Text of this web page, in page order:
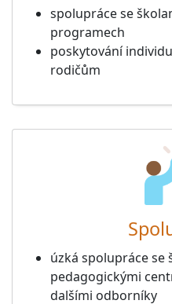
spolupráce se
programech
poskytování
rodičům
úzká spolupráce se
pedagogickými
dalšími odborníky